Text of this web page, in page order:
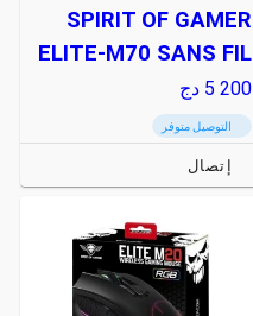
SPIRIT OF GAMER
ELITE-M70 SANS FIL
5 200 دج
التوصيل متوفر
إتصال